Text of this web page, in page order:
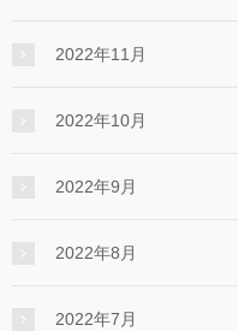
2022年11月
2022年10月
2022年9月
2022年8月
2022年7月